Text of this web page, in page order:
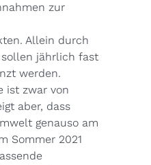
zur
Allein durch
sollen jährlich fast
werden.
ist zwar von
aber, dass
genauso am
Sommer 2021